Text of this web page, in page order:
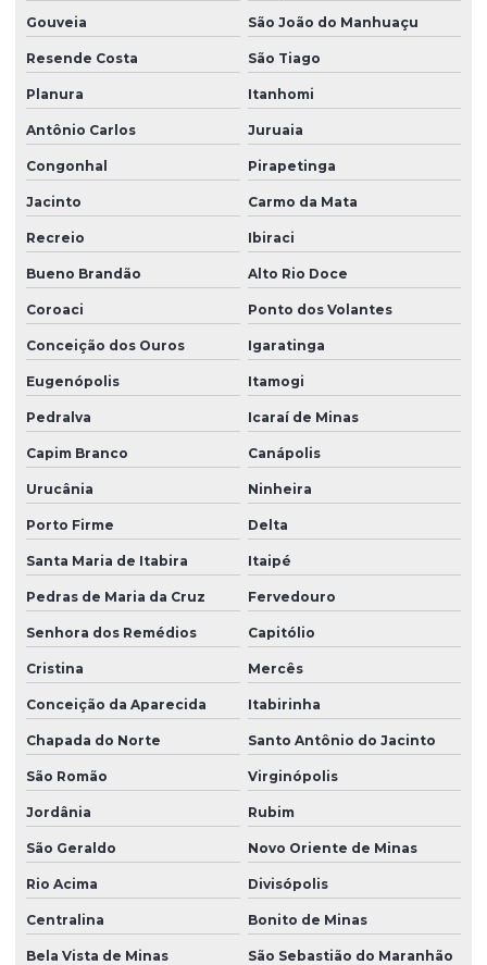
Gouveia São João do Manhuaçu
Resende Costa São Tiago
Planura Itanhomi
Antônio Carlos Juruaia
Congonhal Pirapetinga
Jacinto Carmo da Mata
Recreio Ibiraci
Bueno Brandão Alto Rio Doce
Coroaci Ponto dos Volantes
Conceição dos Ouros Igaratinga
Eugenópolis Itamogi
Pedralva Icaraí de Minas
Capim Branco Canápolis
Urucânia Ninheira
Porto Firme Delta
Santa Maria de Itabira Itaipé
Pedras de Maria da Cruz Fervedouro
Senhora dos Remédios Capitólio
Cristina Mercês
Conceição da Aparecida Itabirinha
Chapada do Norte Santo Antônio do Jacinto
São Romão Virginópolis
Jordânia Rubim
São Geraldo Novo Oriente de Minas
Rio Acima Divisópolis
Centralina Bonito de Minas
Bela Vista de Minas São Sebastião do Maranhão